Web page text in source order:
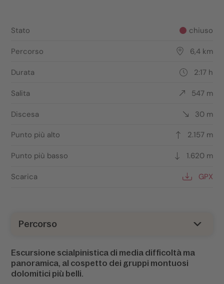
Percorso
Escursione scialpinistica di media difficoltà ma
panoramica, al cospetto dei gruppi montuosi
dolomitici più belli.
Stato chiuso
Percorso 6,4 km
Durata 2:17 h
Salita 547 m
Discesa 30 m
Punto più alto 2.157 m
Punto più basso 1.620 m
Scarica GPX